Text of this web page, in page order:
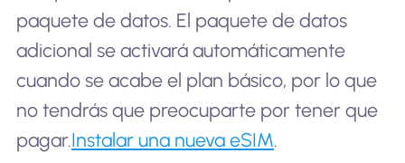
paquete de datos. El paquete de datos
adicional se activará automáticamente
cuando se acabe el plan básico, por lo que
no tendrás que preocuparte por tener que
pagar.Instalar una nueva eSIM.